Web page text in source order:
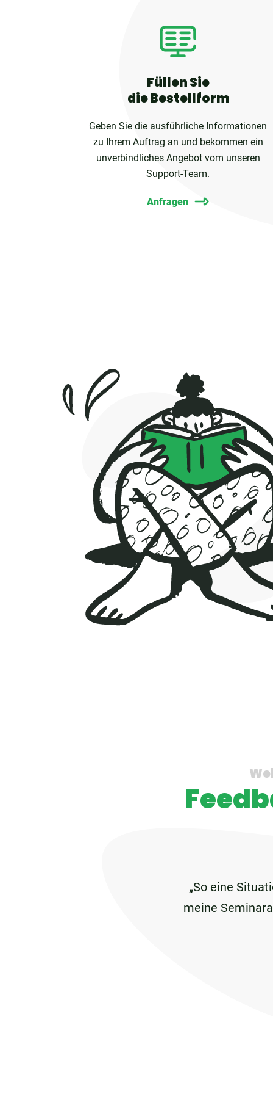
Füllen Sie
die Bestellform
Geben Sie die ausführliche Informationen
zu Ihrem Auftrag an und bekommen ein
unverbindliches Angebot vom unseren
Support-Team.
Anfragen
So eine
meine